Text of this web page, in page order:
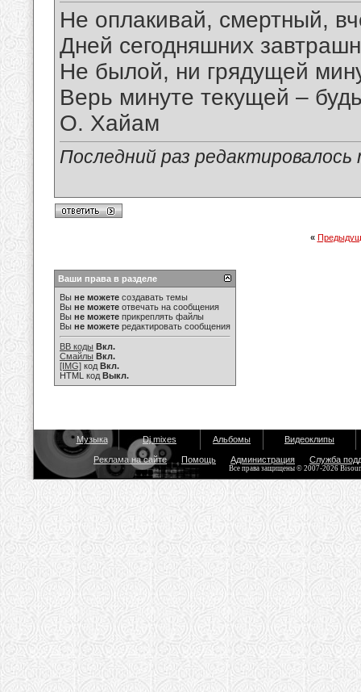
Не оплакивай, смертный,
Дней сегодняшних
Не былой, ни грядущей
Верь минуте текущей –
О. Хайам
Последний раз
«
Ваши права в разделе
Вы не можете создавать темы
Вы не можете отвечать на сообщения
Вы не можете прикреплять файлы
Вы не можете редактировать сообщения
BB коды Вкл.
Смайлы Вкл.
[IMG] код Вкл.
HTML код Выкл.
Музыка Dj mixes Альбомы Видеоклипы
Реклама на сайте Помощь Администрация Служба
Все права защищены © 2007-2026